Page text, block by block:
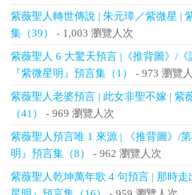
紫薇聖人轉世傳說 | 朱元璋／紫微星 |
集（39）
- 1,003 瀏覽人次
紫薇聖人 6 大驚天預言 |《推背圖》/
『紫微星明』預言集（1）
- 973 瀏覽
紫薇聖人老婆預言 | 此女非聖不嫁 | 紫
（41）
- 969 瀏覽人次
紫薇聖人預言唯 1 來源 | 《推背圖》/
明』預言集（8）
- 962 瀏覽人次
紫薇聖人乾坤萬年歌 4 句預言 | 那時